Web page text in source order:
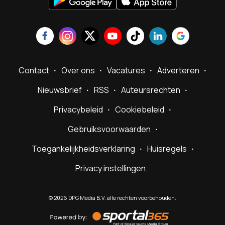
Contact Over ons Vacatures
Adverteren
Nieuwsbrief
RSS
Auteursrechten
Privacybeleid
Cookiebeleid
Gebruiksvoorwaarden
Toegankelijkheidsverklaring
Huisregels
Privacy instellingen
©2026 DPG Media B.V. alle rechten voorbehouden.
by
Sportal365